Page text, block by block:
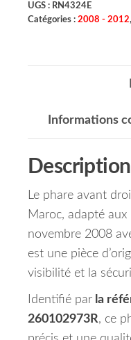
UGS : RN4324E
Catégories : 2008 - 2012,
Informations
Description
Le phare avant
Maroc, adapté
novembre 2008
est une pièce
visibilité et la
Identifié par la
260102973R, ce